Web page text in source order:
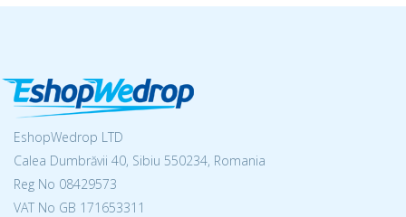
EshopWedrop LTD
Calea Dumbrăvii 40, Sibiu 550234, Romania
Reg No 08429573
VAT No GB 171653311